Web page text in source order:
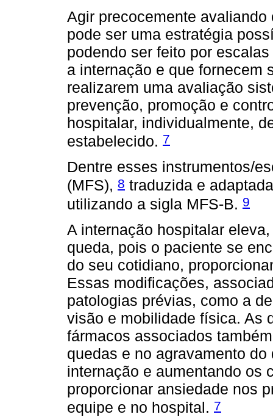
Agir precocemente
pode ser uma estratégia
podendo ser feito por
a internação e que fornecem
realizarem uma avaliação
prevenção, promoção e
hospitalar, individualmente,
estabelecido. 7
Dentre esses instrumentos/
(MFS), 8 traduzida e
utilizando a sigla MFS-B. 9
A internação hospitalar
queda, pois o paciente se
do seu cotidiano,
Essas modificações,
patologias prévias, como a
visão e mobilidade física. As
fármacos associados
quedas e no agravamento
internação e aumentando os
proporcionar ansiedade nos
equipe e no hospital. 7